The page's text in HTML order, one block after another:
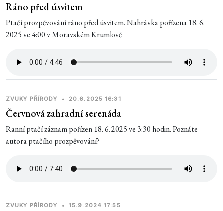
Ráno před úsvitem
Ptačí prozpěvování ráno před úsvitem. Nahrávka pořízena 18. 6.
2025 ve 4:00 v Moravském Krumlově
ZVUKY PŘÍRODY • 20.6.2025 16:31
Červnová zahradní serenáda
Ranní ptačí záznam pořízen 18. 6. 2025 ve 3:30 hodin. Poznáte
autora ptačího prozpěvování?
ZVUKY PŘÍRODY • 15.9.2024 17:55